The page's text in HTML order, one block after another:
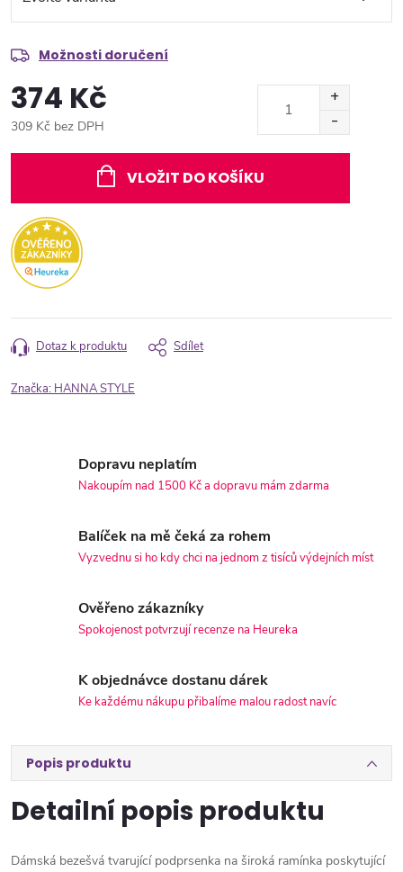
Možnosti doručení
374 Kč
309 Kč bez DPH
VLOŽIT DO KOŠÍKU
Dotaz k produktu Sdílet
Značka: HANNA STYLE
Dopravu neplatím
Nakoupím nad 1500 Kč a dopravu mám zdarma
Balíček na mě čeká za rohem
Vyzvednu si ho kdy chci na jednom z tisíců výdejních míst
Ověřeno zákazníky
Spokojenost potvrzují recenze na Heureka
K objednávce dostanu dárek
Ke každému nákupu přibalíme malou radost navíc
Popis produktu
Detailní popis produktu
Dámská bezešvá tvarující podprsenka na široká ramínka poskytující